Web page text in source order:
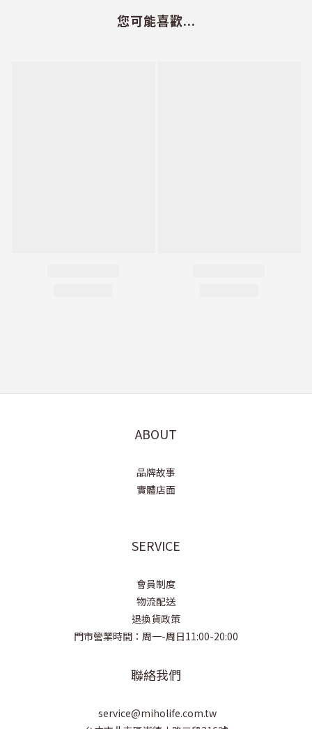
您可能喜歡...
ABOUT
品牌故事
實體店面
SERVICE
會員制度
物流配送
退換貨政策
門市營業時間：周一-周日11:00-20:00
聯絡我們
service@miholife.com.tw